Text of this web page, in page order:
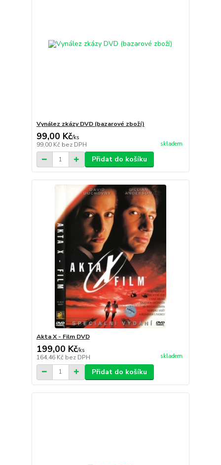
Vynález zkázy DVD (bazarové zboží)
99,00 Kč/ks
99,00 Kč bez DPH skladem
Přidat do košíku
Akta X - Film DVD
199,00 Kč/ks
164,46 Kč bez DPH skladem
Přidat do košíku